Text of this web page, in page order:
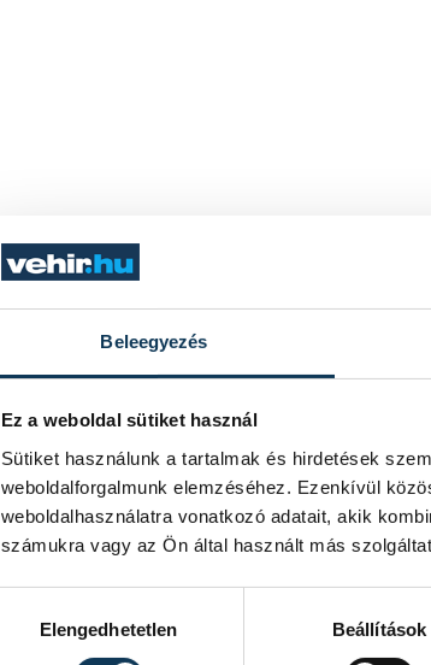
Beleegyezés
Ez a weboldal sütiket használ
Sütiket használunk a tartalmak és hirdetések
weboldalforgalmunk elemzéséhez. Ezenkívül
weboldalhasználatra vonatkozó adatait, akik
számukra vagy az Ön által használt más
Elengedhetetlen
Beállítások